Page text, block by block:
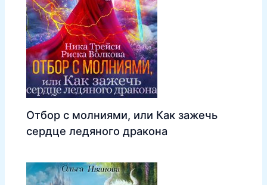
Отбор с молниями, или Как зажечь
сердце ледяного дракона